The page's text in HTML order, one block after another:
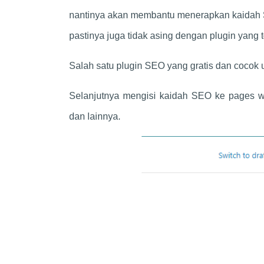
nantinya akan membantu menerapkan
pastinya juga tidak asing dengan plugin yang
Salah satu plugin SEO yang gratis dan cocok
Selanjutnya mengisi kaidah SEO ke pages
dan lainnya.